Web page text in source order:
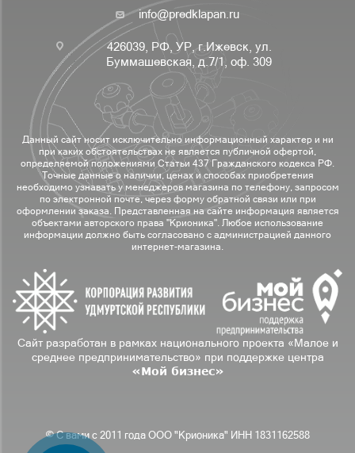
info@predklapan.ru
426039, РФ, УР, г.Ижевск, ул.
Буммашевская, д.7/1, оф. 309
Данный сайт носит исключительно информационный характер и ни
при каких обстоятельствах не является публичной офертой,
определяемой положениями Статьи 437 Гражданского кодекса РФ.
Точные данные о наличии, ценах и способах приобретения
необходимо узнавать у менеджеров магазина по телефону, запросом
по электронной почте, через форму обратной связи или при
оформлении заказа. Представленная на сайте информация является
объектами авторского права "Крионика". Любое использование
информации должно быть согласовано с администрацией данного
интернет-магазина.
Сайт разработан в рамках национального проекта «Малое и
среднее предпринимательство» при поддержке центра
«Мой бизнес»
© С вами с 2011 года ООО "Крионика" ИНН 1831162588